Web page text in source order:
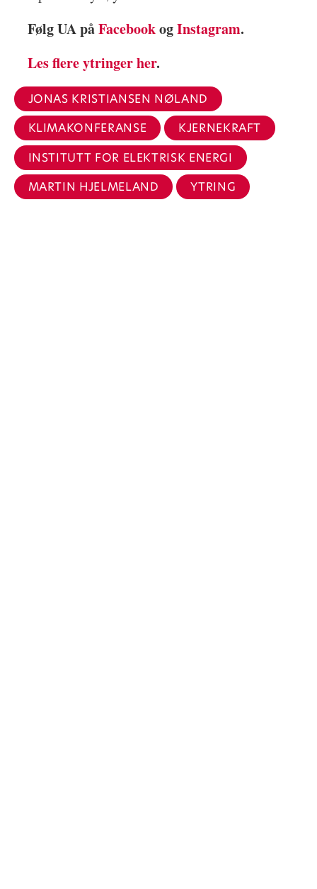
Følg UA påFacebookogInstagram.
Les flere ytringer her.
JONAS KRISTIANSEN NØLAND
KLIMAKONFERANSE
KJERNEKRAFT
INSTITUTT FOR ELEKTRISK ENERGI
MARTIN HJELMELAND
YTRING